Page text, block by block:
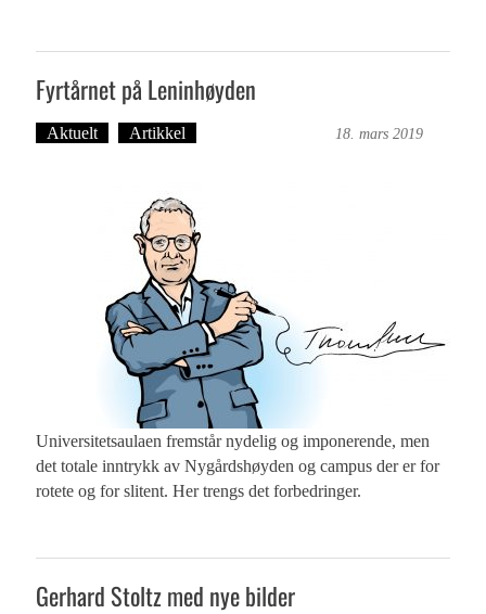
Fyrtårnet på Leninhøyden
Aktuelt Artikkel 18. mars 2019
Universitetsaulaen fremstår nydelig og imponerende, men
det totale inntrykk av Nygårdshøyden og campus der er for
rotete og for slitent. Her trengs det forbedringer.
Gerhard Stoltz med nye bilder